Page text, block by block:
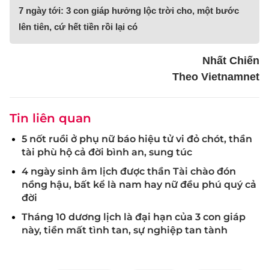
7 ngày tới: 3 con giáp hưởng lộc trời cho, một bước
lên tiên, cứ hết tiền rồi lại có
Nhất Chiến
Theo Vietnamnet
Tin liên quan
5 nốt ruồi ở phụ nữ báo hiệu tử vi đỏ chót, thần
tài phù hộ cả đời bình an, sung túc
4 ngày sinh âm lịch được thần Tài chào đón
nồng hậu, bất kể là nam hay nữ đều phú quý cả
đời
Tháng 10 dương lịch là đại hạn của 3 con giáp
này, tiền mất tình tan, sự nghiệp tan tành